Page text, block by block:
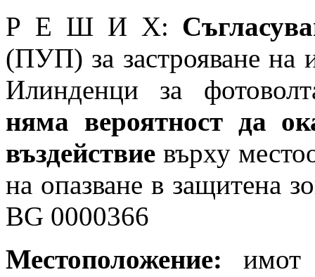
Р Е Ш И Х:
(ПУП) за застрояване
Илинденци за
няма вероятност да
въздействие върху
на опазване в защитена
BG 0000366
Местоположение: